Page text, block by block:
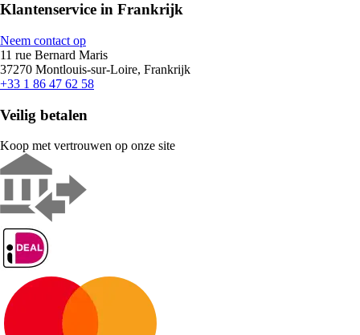
Klantenservice in Frankrijk
Neem contact op
11 rue Bernard Maris
37270 Montlouis-sur-Loire, Frankrijk
+33 1 86 47 62 58
Veilig betalen
Koop met vertrouwen op onze site